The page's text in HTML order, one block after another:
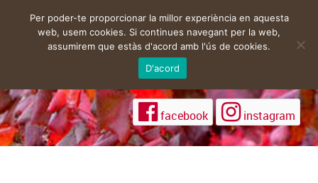
facebook instagram
Per poder-te proporcionar la millor experiència en aquesta
web, usem cookies. Si continues navegant per la web,
assumirem que estàs d'acord amb l'ús de cookies.
D'acord